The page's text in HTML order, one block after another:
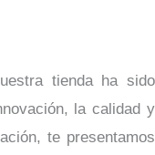
tienda ha sido
la calidad y
te presentamos